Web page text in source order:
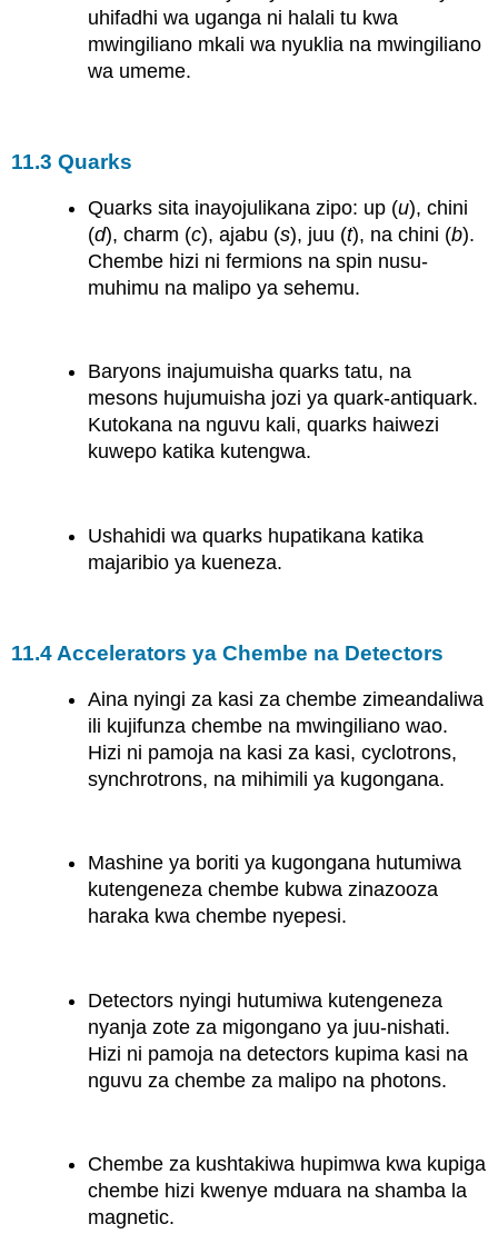
uhifadhi wa uganga ni halali tu kwa
mwingiliano mkali wa nyuklia na mwingiliano
wa umeme.
11.3 Quarks
Quarks sita inayojulikana zipo: up (u), chini
(d), charm (c), ajabu (s), juu (t), na chini (b).
Chembe hizi ni fermions na spin nusu-
muhimu na malipo ya sehemu.
Baryons inajumuisha quarks tatu, na
mesons hujumuisha jozi ya quark-antiquark.
Kutokana na nguvu kali, quarks haiwezi
kuwepo katika kutengwa.
Ushahidi wa quarks hupatikana katika
majaribio ya kueneza.
11.4 Accelerators ya Chembe na Detectors
Aina nyingi za kasi za chembe zimeandaliwa
ili kujifunza chembe na mwingiliano wao.
Hizi ni pamoja na kasi za kasi, cyclotrons,
synchrotrons, na mihimili ya kugongana.
Mashine ya boriti ya kugongana hutumiwa
kutengeneza chembe kubwa zinazooza
haraka kwa chembe nyepesi.
Detectors nyingi hutumiwa kutengeneza
nyanja zote za migongano ya juu-nishati.
Hizi ni pamoja na detectors kupima kasi na
nguvu za chembe za malipo na photons.
Chembe za kushtakiwa hupimwa kwa kupiga
chembe hizi kwenye mduara na shamba la
magnetic.